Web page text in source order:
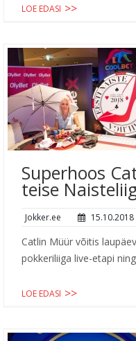
LOE EDASI
Superhoos
teise
Jokker.ee 15.10.2018
Catlin Müür võitis
pokkeriliiga live-etapi
LOE EDASI